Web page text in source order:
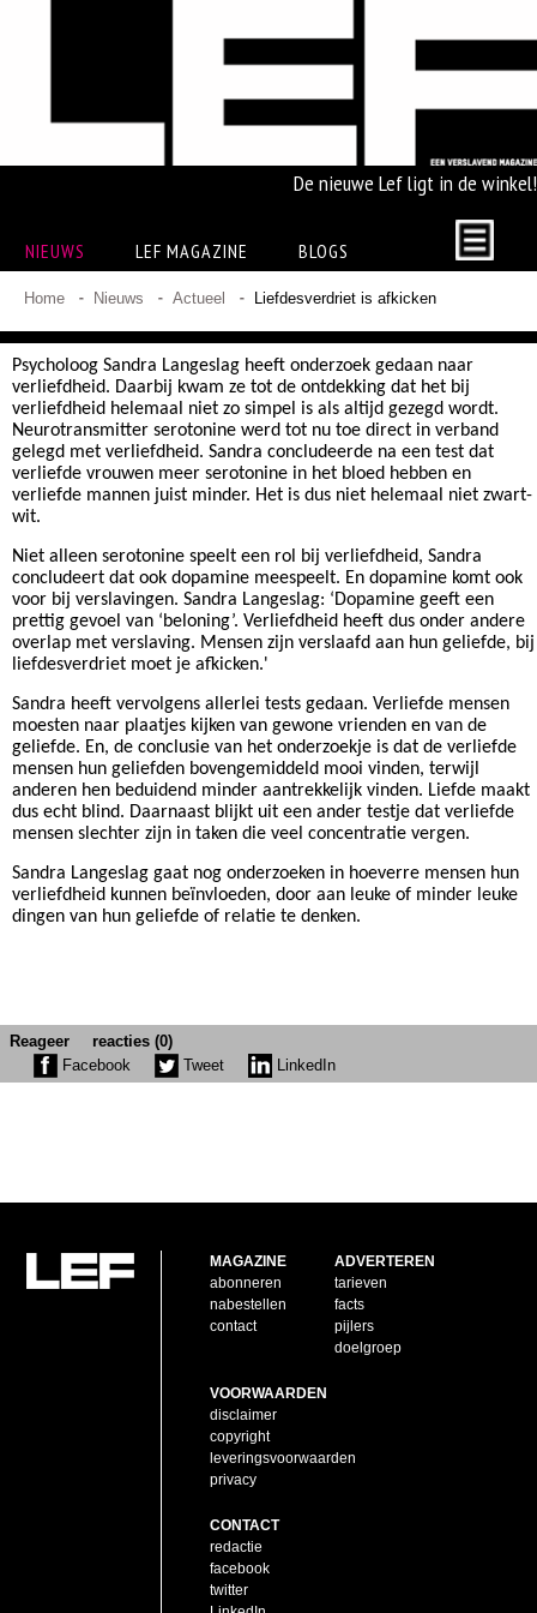
De nieuwe Lef ligt in de winkel!
NIEUWS LEF MAGAZINE BLOGS
Home Nieuws Actueel Liefdesverdriet is afkicken
Psycholoog Sandra Langeslag heeft onderzoek gedaan naar
verliefdheid. Daarbij kwam ze tot de ontdekking dat het bij
verliefdheid helemaal niet zo simpel is als altijd gezegd wordt.
Neurotransmitter serotonine werd tot nu toe direct in verband
gelegd met verliefdheid. Sandra concludeerde na een test dat
verliefde vrouwen meer serotonine in het bloed hebben en
verliefde mannen juist minder. Het is dus niet helemaal niet zwart-
wit.
Niet alleen serotonine speelt een rol bij verliefdheid, Sandra
concludeert dat ook dopamine meespeelt. En dopamine komt ook
voor bij verslavingen. Sandra Langeslag: ‘Dopamine geeft een
prettig gevoel van ‘beloning’. Verliefdheid heeft dus onder andere
overlap met verslaving. Mensen zijn verslaafd aan hun geliefde, bij
liefdesverdriet moet je afkicken.'
Sandra heeft vervolgens allerlei tests gedaan. Verliefde mensen
moesten naar plaatjes kijken van gewone vrienden en van de
geliefde. En, de conclusie van het onderzoekje is dat de verliefde
mensen hun geliefden bovengemiddeld mooi vinden, terwijl
anderen hen beduidend minder aantrekkelijk vinden. Liefde maakt
dus echt blind. Daarnaast blijkt uit een ander testje dat verliefde
mensen slechter zijn in taken die veel concentratie vergen.
Sandra Langeslag gaat nog onderzoeken in hoeverre mensen hun
verliefdheid kunnen beïnvloeden, door aan leuke of minder leuke
dingen van hun geliefde of relatie te denken.
Reageer
reacties (0)
Facebook
Tweet LinkedIn
MAGAZINE
abonneren
nabestellen
contact
ADVERTEREN
tarieven
facts
pijlers
doelgroep
VOORWAARDEN
disclaimer
copyright
leveringsvoorwaarden
privacy
CONTACT
redactie
facebook
twitter